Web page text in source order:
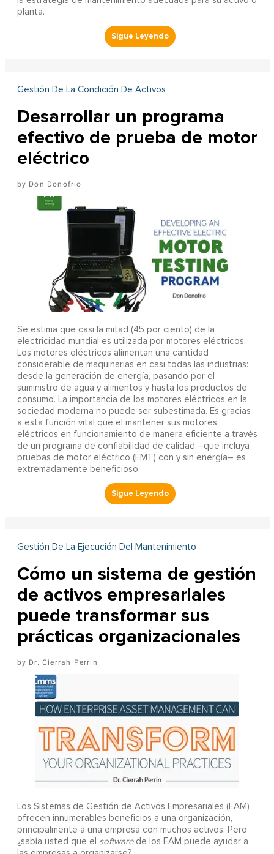
planta.
Gestión De La Condición De Activos
Desarrollar un programa
efectivo de prueba de motor
eléctrico
Don Donofrio
Se estima que casi la mitad (45 por ciento) de la
electricidad mundial es utilizada por motores eléctricos.
Los motores eléctricos alimentan una cantidad
considerable de maquinarias en casi todas las industrias:
desde la generación de energía, pasando por el
suministro de agua y alimentos y hasta los productos de
consumo. La importancia de los motores eléctricos en la
sociedad moderna no puede ser subestimada. Es gracias
a esta función vital que el mantener sus motores
eléctricos en funcionamiento de manera eficiente a través
de un programa de confiabilidad de calidad –que incluya
pruebas de motor eléctrico (EMT) con y sin energía– es
extremadamente beneficioso.
Gestión De La Ejecución Del Mantenimiento
Cómo un sistema de gestión
de activos empresariales
puede transformar sus
prácticas organizacionales
Dr. Cierrah Perrin
Los Sistemas de Gestión de Activos Empresariales (EAM)
ofrecen innumerables beneficios a una organización,
principalmente a una empresa con muchos activos. Pero
¿sabía usted que el softwarede los EAM puede ayudar a